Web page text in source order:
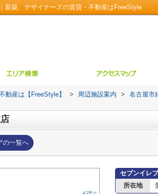
新築、デザイナーズの賃貸・不動産はFreeStyle
動産は【FreeStyle】 > 周辺施設案内 > 名古屋市
の一覧へ
セブンイレ
所在地